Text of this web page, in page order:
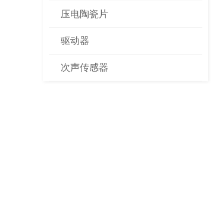
压电陶瓷片
驱动器
次声传感器